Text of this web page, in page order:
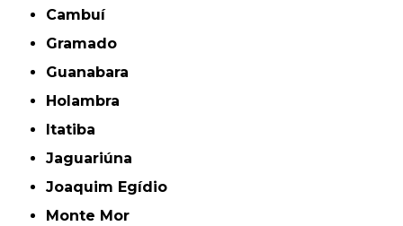
Cambuí
Gramado
Guanabara
Holambra
Itatiba
Jaguariúna
Joaquim Egídio
Monte Mor